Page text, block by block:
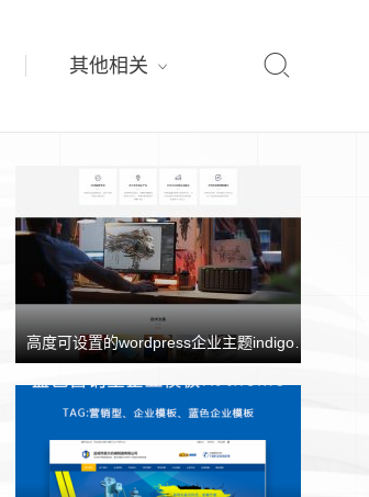
其他相关 
高度可设置的wordpress企业主题indigo分享